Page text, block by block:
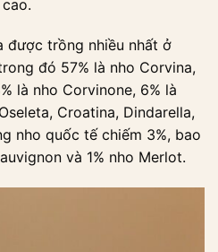
được trồng nhiều nhất ở
đó 57% là nho Corvina,
là nho Corvinone, 6% là
Croatina, Dindarella,
nho quốc tế chiếm 3%, bao
và 1% nho Merlot.